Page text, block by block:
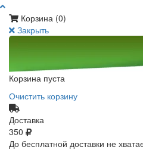
Корзина (0)
Закрыть
Корзина пуста
Очистить корзину
Доставка
350
До бесплатной доставки не